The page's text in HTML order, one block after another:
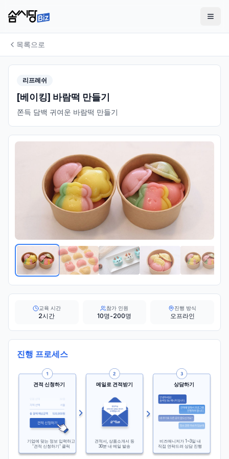
목록으로
리프레쉬
[베이킹] 바람떡 만들기
쫀득 담백 귀여운 바람떡 만들기
교육 시간
2시간
참가 인원
10명-200명
진행 방식
오프라인
진행 프로세스
견적 신청하기
기업에 맞는 정보 입력하고
'견적 신청하기' 클릭
메일로 견적받기
견적서, 상품소개서 등
30분 내 메일 발송
상담하기
비즈매니저가 1~3일 내
직접 연락드려 상담 진행